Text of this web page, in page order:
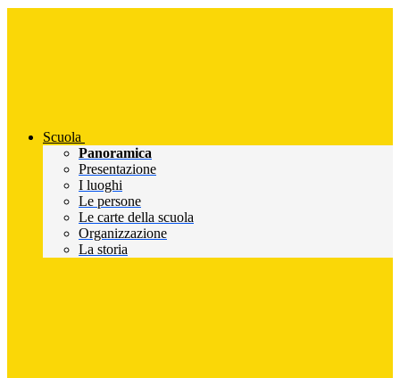
Scuola
Panoramica
Presentazione
I luoghi
Le persone
Le carte della scuola
Organizzazione
La storia